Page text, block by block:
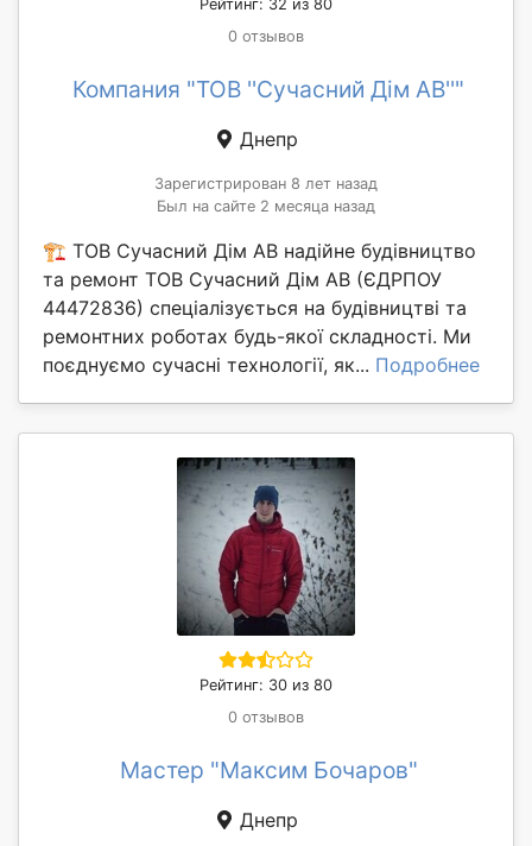
Рейтинг: 32 из 80
0 отзывов
Компания "ТОВ ''Сучасний Дім АВ''"
Днепр
Зарегистрирован 8 лет назад
Был на сайте 2 месяца назад
🏗️ ТОВ Сучасний Дім АВ надійне будівництво
та ремонт ТОВ Сучасний Дім АВ (ЄДРПОУ
44472836) спеціалізується на будівництві та
ремонтних роботах будь-якої складності. Ми
поєднуємо сучасні технології, як... Подробнее
Рейтинг: 30 из 80
0 отзывов
Мастер "Максим Бочаров"
Днепр